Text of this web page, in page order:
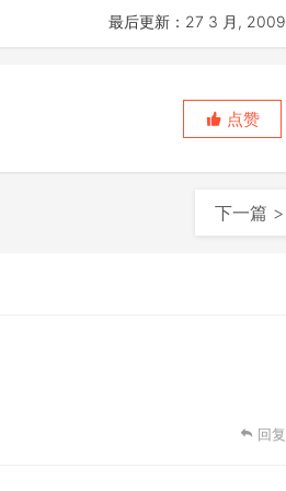
最后更新：27 3 月, 2009
点赞
下一篇 >
回复